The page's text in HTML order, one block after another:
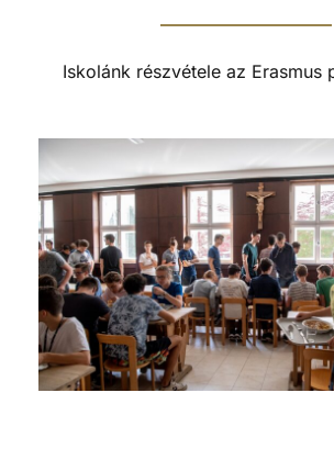
Iskolánk részvétele az Erasmus